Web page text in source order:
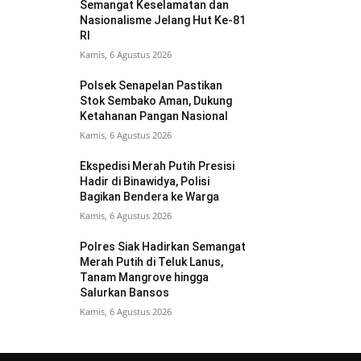
Semangat Keselamatan dan
Nasionalisme Jelang Hut Ke-81
RI
Kamis, 6 Agustus 2026
Polsek Senapelan Pastikan
Stok Sembako Aman, Dukung
Ketahanan Pangan Nasional
Kamis, 6 Agustus 2026
Ekspedisi Merah Putih Presisi
Hadir di Binawidya, Polisi
Bagikan Bendera ke Warga
Kamis, 6 Agustus 2026
Polres Siak Hadirkan Semangat
Merah Putih di Teluk Lanus,
Tanam Mangrove hingga
Salurkan Bansos
Kamis, 6 Agustus 2026